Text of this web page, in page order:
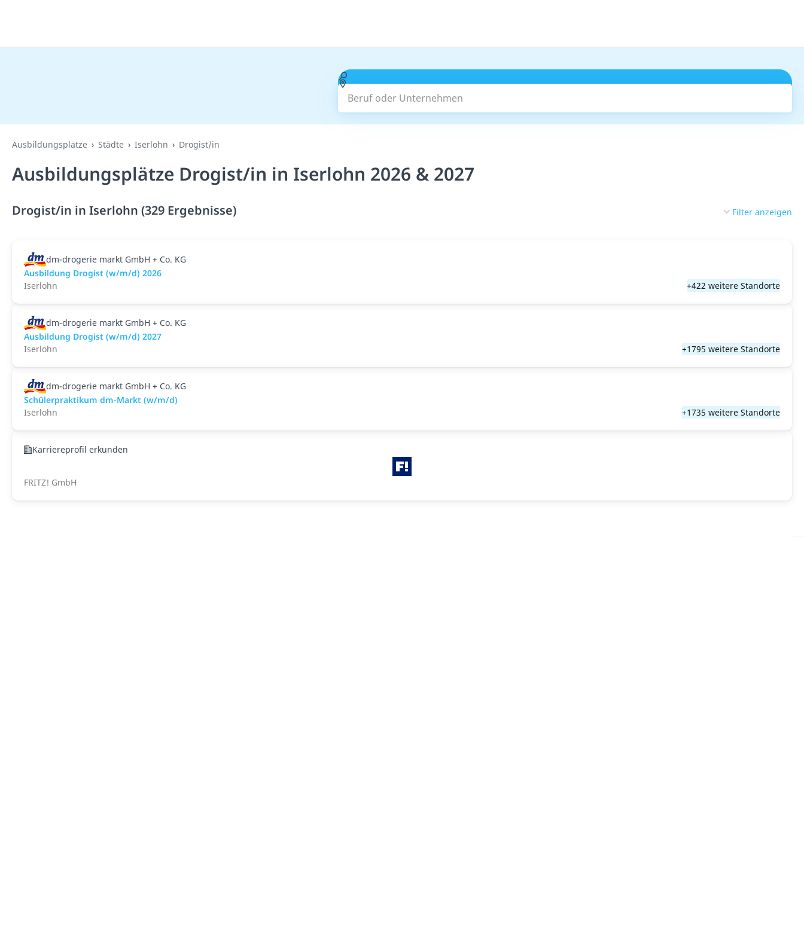
Beruf oder Unternehmen
Ausbildungsplätze Städte Iserlohn Drogist/in
Ausbildungsplätze Drogist/in in Iserlohn 2026 & 2027
Drogist/in in Iserlohn (329 Ergebnisse) Filter anzeigen
dm-drogerie markt GmbH + Co. KG
Ausbildung Drogist (w/m/d) 2026
Iserlohn
+422 weitere Standorte
dm-drogerie markt GmbH + Co. KG
Ausbildung Drogist (w/m/d) 2027
Iserlohn
+1795 weitere Standorte
dm-drogerie markt GmbH + Co. KG
Schülerpraktikum dm-Markt (w/m/d)
Iserlohn
+1735 weitere Standorte
Karriereprofil erkunden
FRITZ! GmbH